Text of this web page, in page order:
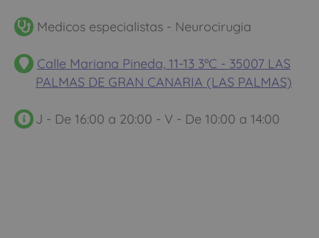
Medicos especialistas - Neurocirugia
Calle Mariana Pineda, 11-13 3ºC - 35007 LAS
PALMAS DE GRAN CANARIA (LAS PALMAS)
J - De 16:00 a 20:00 - V - De 10:00 a 14:00